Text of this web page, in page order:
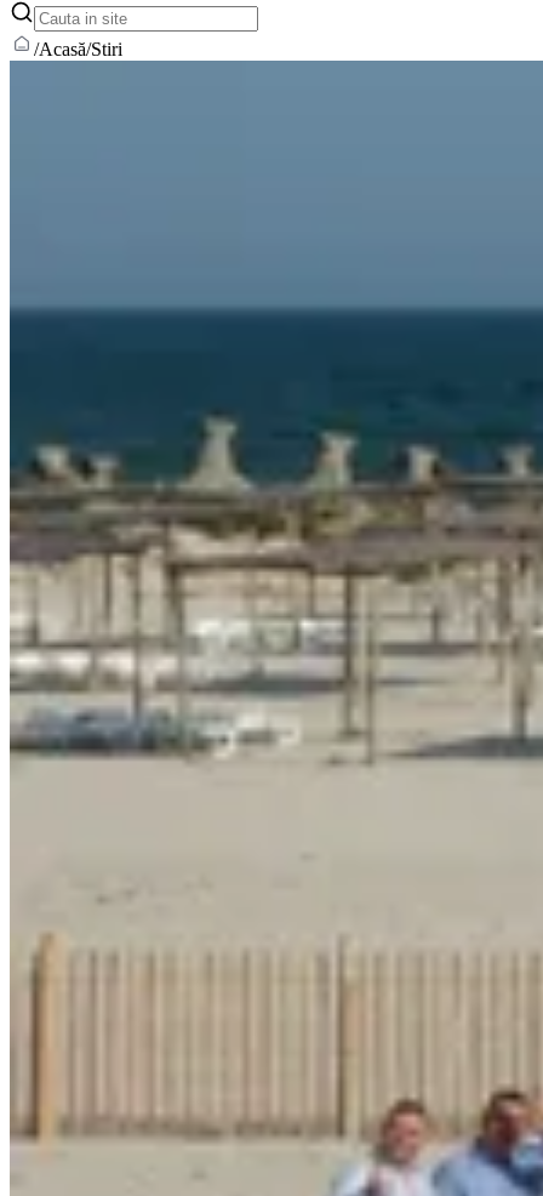
/Acasă/Stiri